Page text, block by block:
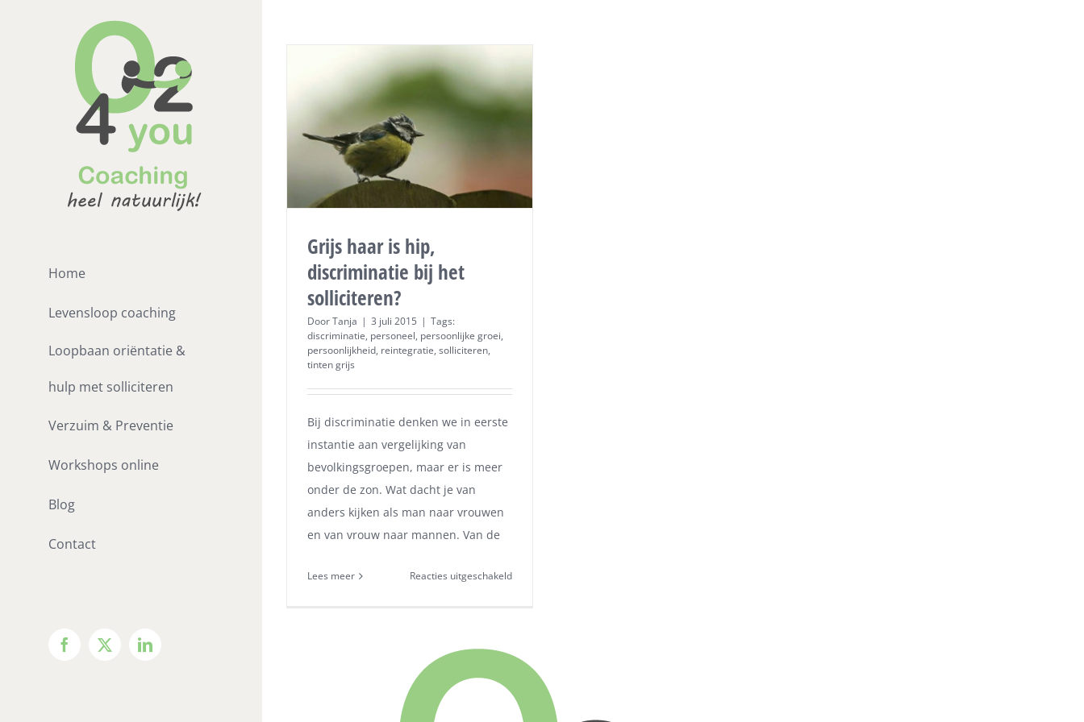
Home
Levensloop coaching
Loopbaan oriëntatie &
hulp met solliciteren
Verzuim & Preventie
Workshops online
Blog
Contact
Facebook
X LinkedIn
Grijs haar is hip,
discriminatie bij het
solliciteren?
DoorTanja | 3 juli 2015 | Tags:
discriminatie, personeel, persoonlijke groei,
persoonlijkheid, reintegratie, solliciteren,
tinten grijs
Bij discriminatie denken we in eerste
instantie aan vergelijking van
bevolkingsgroepen, maar er is meer
onder de zon. Wat dacht je van
anders kijken als man naar vrouwen
en van vrouw naar mannen. Van de
Lees meer Reacties uitgeschakeldvoor
hip,
discriminatie
bij
het